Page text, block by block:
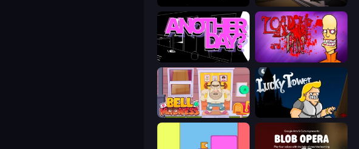
Endacopia Fly for Fly
Is Today Another Day? Load Up and Kill
Bell Madness Lucky Tower